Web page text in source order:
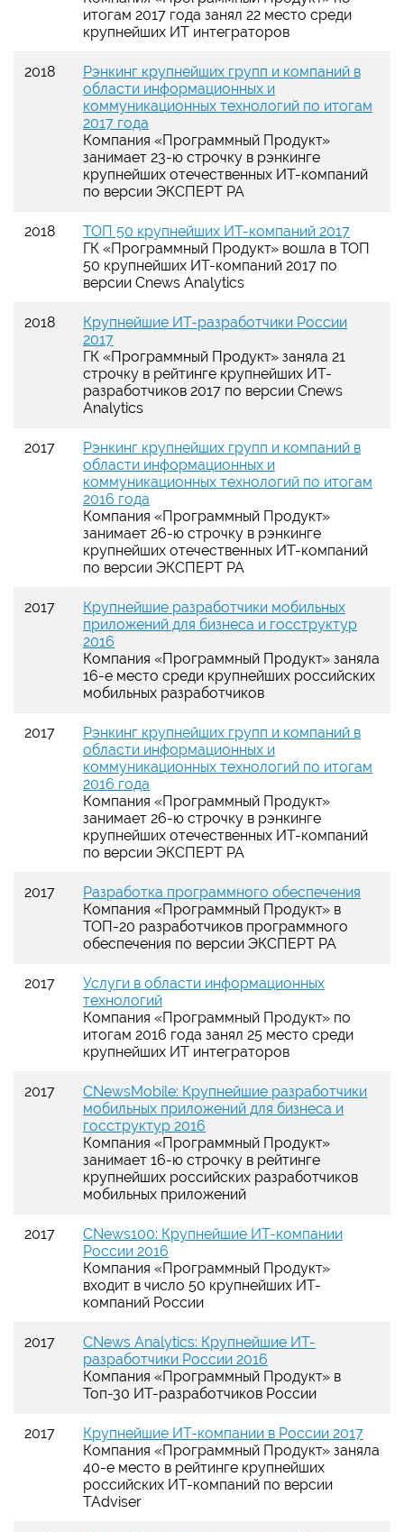
итогам 2017 года занял 22 место среди
крупнейших ИТ интеграторов
2018
Рэнкинг крупнейших групп и компаний в
области информационных и
коммуникационных технологий по итогам
2017 года
Компания «Программный Продукт»
занимает 23-ю строчку в рэнкинге
крупнейших отечественных ИТ-компаний
по версии ЭКСПЕРТ РА
2018
ТОП 50 крупнейших ИТ-компаний 2017
ГК «Программный Продукт» вошла в ТОП
50 крупнейших ИТ-компаний 2017 по
версии Cnews Analytics
2018
Крупнейшие ИТ-разработчики России
2017
ГК «Программный Продукт» заняла 21
строчку в рейтинге крупнейших ИТ-
разработчиков 2017 по версии Cnews
Analytics
2017
Рэнкинг крупнейших групп и компаний в
области информационных и
коммуникационных технологий по итогам
2016 года
Компания «Программный Продукт»
занимает 26-ю строчку в рэнкинге
крупнейших отечественных ИТ-компаний
по версии ЭКСПЕРТ РА
2017
Крупнейшие разработчики мобильных
приложений для бизнеса и госструктур
2016
Компания «Программный Продукт» заняла
16-е место среди крупнейших российских
мобильных разработчиков
2017
Рэнкинг крупнейших групп и компаний в
области информационных и
коммуникационных технологий по итогам
2016 года
Компания «Программный Продукт»
занимает 26-ю строчку в рэнкинге
крупнейших отечественных ИТ-компаний
по версии ЭКСПЕРТ РА
2017
Разработка программного обеспечения
Компания «Программный Продукт» в
ТОП-20 разработчиков программного
обеспечения по версии ЭКСПЕРТ РА
2017
Услуги в области информационных
технологий
Компания «Программный Продукт» по
итогам 2016 года занял 25 место среди
крупнейших ИТ интеграторов
2017
CNewsMobile: Крупнейшие разработчики
мобильных приложений для бизнеса и
госструктур 2016
Компания «Программный Продукт»
занимает 16-ю строчку в рейтинге
крупнейших российских разработчиков
мобильных приложений
2017
CNews100: Крупнейшие ИТ-компании
России 2016
Компания «Программный Продукт»
входит в число 50 крупнейших ИТ-
компаний России
2017
CNews Analytics: Крупнейшие ИТ-
разработчики России 2016
Компания «Программный Продукт» в
Топ-30 ИТ-разработчиков России
2017
Крупнейшие ИТ-компании в России 2017
Компания «Программный Продукт» заняла
40-е место в рейтинге крупнейших
российских ИТ-компаний по версии
TAdviser